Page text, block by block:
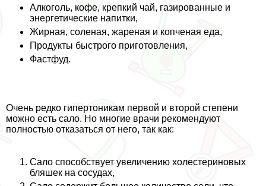
Алкоголь, кофе, крепкий чай, газированные и
энергетические напитки,
Жирная, соленая, жареная и копченая еда,
Продукты быстрого приготовления,
Фастфуд.
Очень редко гипертоникам первой и второй степени
можно есть сало. Но многие врачи рекомендуют
полностью отказаться от него, так как:
Сало способствует увеличению холестериновых
бляшек на сосудах,